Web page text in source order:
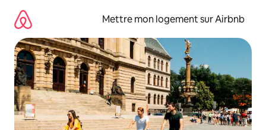
directement
contenu
Mettre mon logement sur Airbnb